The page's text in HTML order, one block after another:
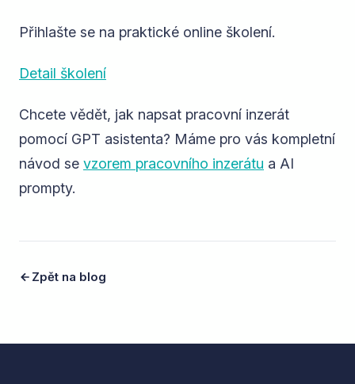
Přihlašte se na praktické online školení.
Detail školení
Chcete vědět, jak napsat pracovní inzerát
pomocí GPT asistenta? Máme pro vás kompletní
návod se vzorem pracovního inzerátu a AI
prompty.
Zpět na blog